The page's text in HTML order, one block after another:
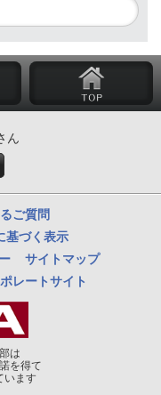
ん
ご質問
基づく表示
サイトマップ
レートサイト
は
を得て
います